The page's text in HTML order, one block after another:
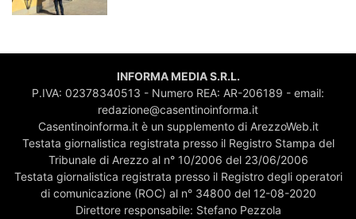
INFORMA MEDIA S.R.L.
P.IVA: 02378340513 - Numero REA: AR-206189 - email:
redazione@casentinoinforma.it
Casentinoinforma.it è un supplemento di ArezzoWeb.it
Testata giornalistica registrata presso il Registro Stampa del
Tribunale di Arezzo al n° 10/2006 del 23/06/2006
Testata giornalistica registrata presso il Registro degli operatori
di comunicazione (ROC) al n° 34800 del 12-08-2020
Direttore responsabile: Stefano Pezzola